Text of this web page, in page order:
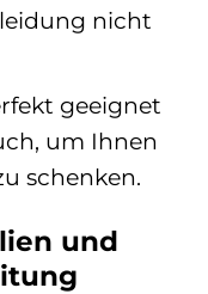
nicht
geeignet
um Ihnen
schenken.
und